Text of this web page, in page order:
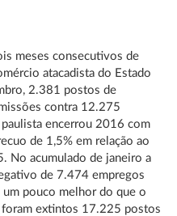
meses consecutivos de
atacadista do Estado
2.381 postos de
contra 12.275
encerrou 2016 com
de 1,5% em relação ao
No acumulado de janeiro a
de 7.474 empregos
pouco melhor do que o
extintos 17.225 postos